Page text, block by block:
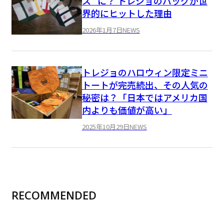
界的にヒットした理由
2026年1月7日NEWS
トレジョのハロウィン限定ミニ
トートが完売続出、その人気の
秘密は？「日本ではアメリカ国
内よりも価値が高い」
2025年10月29日NEWS
RECOMMENDED